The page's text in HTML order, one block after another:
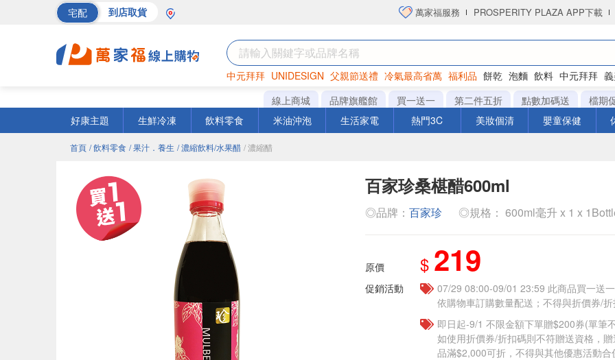
宅配 到店取貨 萬家福服務 PROSPERITY PLAZA APP下載
中元拜拜 UNIDESIGN 父親節送禮 冷氣最高省萬 福利品 餅乾 泡麵 飲料 中元拜拜
罐頭 海苔 洋芋片
線上商城 品牌旗艦館 買一送一 第二件五折 點數加碼送
檔期
好康主題
生鮮冷凍 飲料零食 米油沖泡 生活家電 熱門3C 美妝個清 嬰童保健
首頁 / 飲料零食 / 果汁．養生 / 濃縮飲料/水果醋 / 濃縮醋
百家珍桑椹醋600ml
◎品牌： 百家珍 ◎規格： 600ml毫升 x 1 x
原價 $ 219
促銷活動
07/29 08:00-09/01 23:59 此商品買一送
依購物車訂購數量配送；不得與折價券/
即日起-9/1 不限金額下單贈$200券(單筆
如使用折價券/折扣碼則不符贈送資格，
品滿$2,000可折，不得與其他優惠活動合